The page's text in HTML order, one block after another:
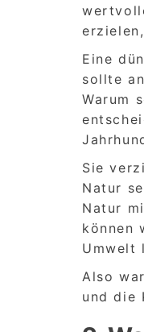
Eine
sollte
Warum
Sie
Natur
Natur
können
Umwelt
Also
und die